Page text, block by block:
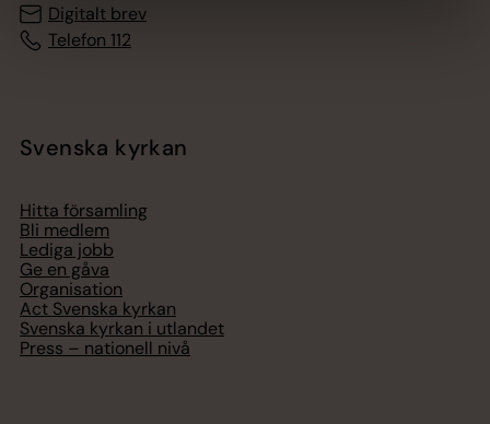
Digitalt brev
Telefon 112
Svenska kyrkan
Hitta församling
Bli medlem
Lediga jobb
Ge en gåva
Organisation
Act Svenska kyrkan
Svenska kyrkan i utlandet
Press – nationell nivå